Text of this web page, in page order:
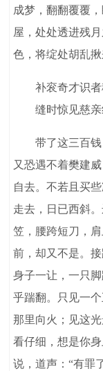
成梦，翻翻覆覆
屋，处处透进残
色，将绽处胡乱
补衮奇才识者
缝时惊见慈亲
带了这三百钱
又恐遇不着樊建
自去。不若且买
走去，日已西斜
笠，腰跨短刀，
前，却又不是。
身子一让，一只
乎踹翻。只见一
那里向火；见这
看仔细，想是你
说，道声：“有罪